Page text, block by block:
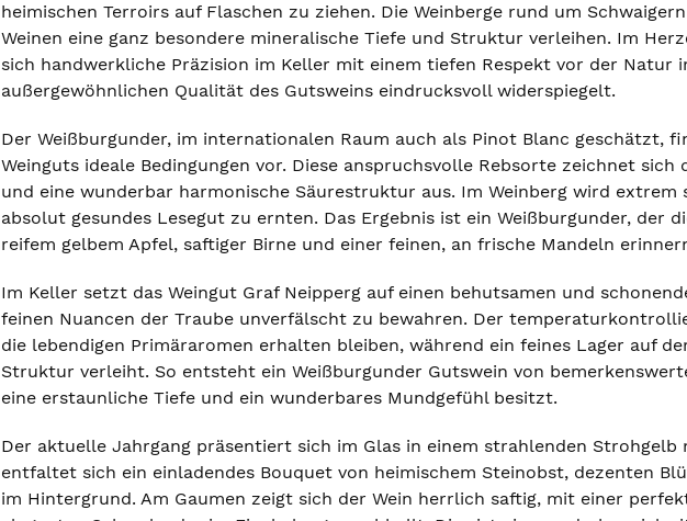
heimischen Terroirs auf Flaschen zu ziehen. Die Weinberge rund um
Weinen eine ganz besondere mineralische Tiefe und Struktur verleihen. Im
sich handwerkliche Präzision im Keller mit einem tiefen Respekt vor der Natur
außergewöhnlichen Qualität des Gutsweins eindrucksvoll widerspiegelt.
Der Weißburgunder, im internationalen Raum auch als Pinot Blanc geschätzt,
Weinguts ideale Bedingungen vor. Diese anspruchsvolle Rebsorte zeichnet
und eine wunderbar harmonische Säurestruktur aus. Im Weinberg wird
absolut gesundes Lesegut zu ernten. Das Ergebnis ist ein Weißburgunder, der
reifem gelbem Apfel, saftiger Birne und einer feinen, an frische Mandeln
Im Keller setzt das Weingut Graf Neipperg auf einen behutsamen und
feinen Nuancen der Traube unverfälscht zu bewahren. Der
die lebendigen Primäraromen erhalten bleiben, während ein feines Lager auf
Struktur verleiht. So entsteht ein Weißburgunder Gutswein von
eine erstaunliche Tiefe und ein wunderbares Mundgefühl besitzt.
Der aktuelle Jahrgang präsentiert sich im Glas in einem strahlenden
entfaltet sich ein einladendes Bouquet von heimischem Steinobst, dezenten
im Hintergrund. Am Gaumen zeigt sich der Wein herrlich saftig, mit einer